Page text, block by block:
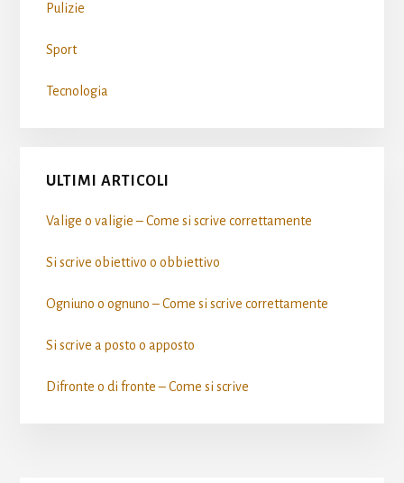
Pulizie
Sport
Tecnologia
ULTIMI ARTICOLI
Valige o valigie – Come si scrive​ correttamente
Si scrive obiettivo o obbiettivo​
Ogniuno o ognuno – Come si scrive​ correttamente
Si scrive a posto o apposto​
Difronte o di fronte – Come si scrive​